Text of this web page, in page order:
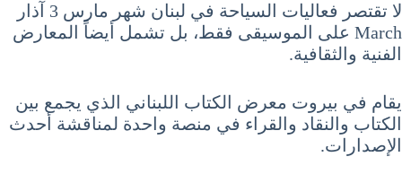
لا تقتصر فعاليات السياحة في لبنان شهر مارس 3 آذار
March على الموسيقى فقط، بل تشمل أيضاً المعارض
الفنية والثقافية.
يقام في بيروت معرض الكتاب اللبناني الذي يجمع بين
الكتاب والنقاد والقراء في منصة واحدة لمناقشة أحدث
الإصدارات.